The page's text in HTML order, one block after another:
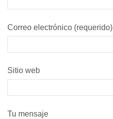
Correo electrónico (requerido)
Sitio web
Tu mensaje